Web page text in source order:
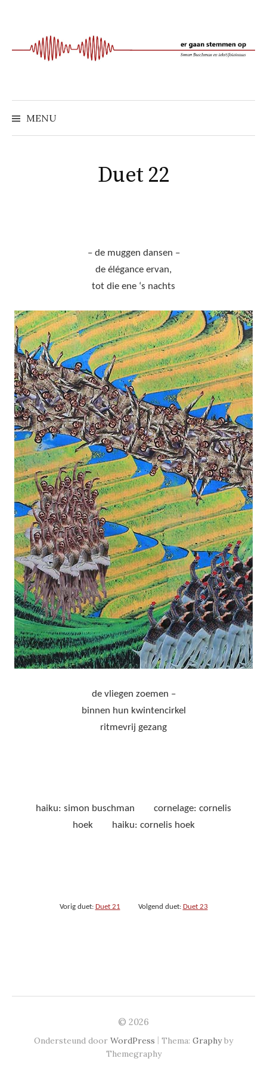
springen
MENU
Duet 22
– de muggen dansen –
de élégance ervan,
tot die ene ‘s nachts
de vliegen zoemen –
binnen hun kwintencirkel
ritmevrij gezang
haiku: simon buschman cornelage: cornelis
hoek haiku: cornelis hoek
Vorig duet: Duet 21 Volgend duet: Duet 23
© 2026
Ondersteund door WordPress | Thema: Graphyby
Themegraphy